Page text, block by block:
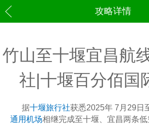
攻略详情
竹山至十堰宜昌航
社|十堰百分佰国
据十堰旅行社获悉2025年 7月29日
通用机场相继完成至十堰、宜昌两条